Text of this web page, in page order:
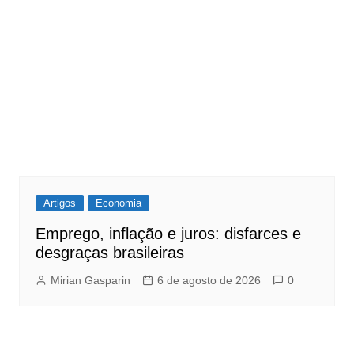
Artigos Economia
Emprego, inflação e juros: disfarces e
desgraças brasileiras
Mirian Gasparin 6 de agosto de 2026 0